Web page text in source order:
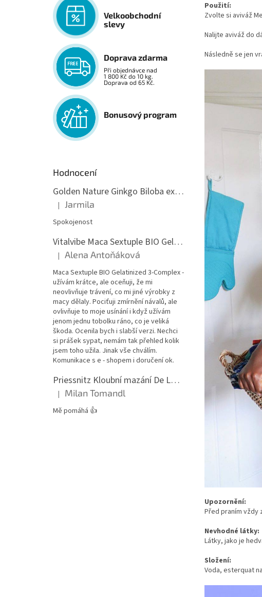
Velkoobchodní
slevy
Doprava zdarma
Při objednávce nad
1 800 Kč do 10 kg.
Doprava od 65 Kč.
Bonusový program
Hodnocení
Golden Nature Ginkgo Biloba extrakt 50:1 60mg, 100 kapslí
Hodnocení produktu je 5 z 5 hvězdiček.
| Jarmila
Spokojenost
Vitalvibe Maca Sextuple BIO Gelatinized 3-Complex, 60 kapslí
Hodnocení produktu je 5 z 5 hvězdiček.
| Alena Antoňáková
Maca Sextuple BIO Gelatinized 3-Complex -
užívám krátce, ale oceňuji, že mi
neovlivňuje trávení, co mi jiné výrobky z
macy dělaly. Pociťuji zmírnění návalů, ale
ovlivňuje to moje usínání i když užívám
jenom jednu tobolku ráno, co je veliká
škoda. Ocenila bych i slabší verzi. Nechci
si prášek sypat, nemám tak přehled kolik
jsem toho užila. Jinak vše chválím.
Komunikace s e - shopem i doručení ok.
Priessnitz Kloubní mazání De Luxe, 200ml
Hodnocení produktu je 5 z 5 hvězdiček.
| Milan Tomandl
Mě pomáhá 👍
Použití:
Zvolte si aviváž
Nalijte aviváž do
Následně se jen
Upozornění:
Před praním
Nevhodné látky:
Látky, jako je
Složení:
Voda, esterquat